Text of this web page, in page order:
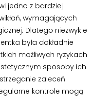
jedno z bardziej
wymagających
Dlatego niezwykle
była dokładnie
możliwych ryzykach
sposoby ich
zaleceń
kontrole mogą